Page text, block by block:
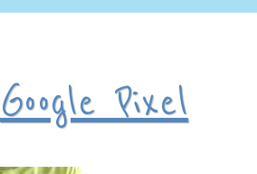
Google Pixel